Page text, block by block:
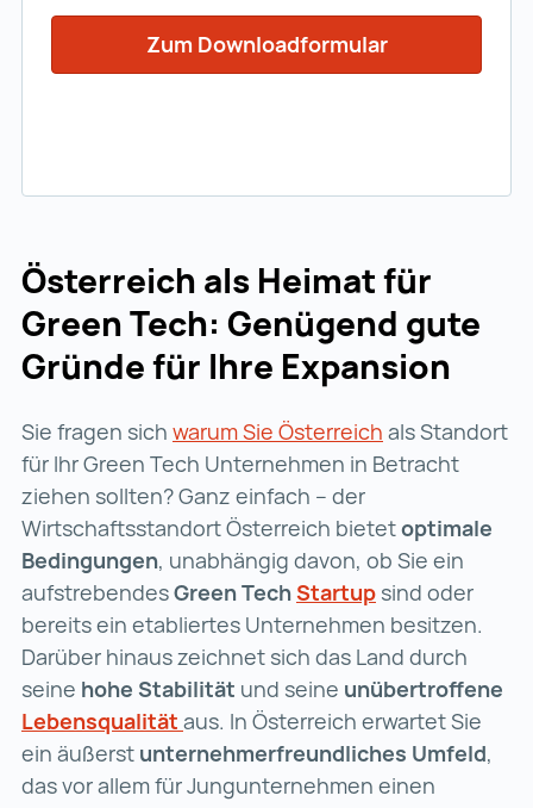
Zum Downloadformular
Österreich als Heimat für
Green Tech: Genügend gute
Gründe für Ihre Expansion
Sie fragen sich warum Sie Österreich warum Sie
als Standort
für Ihr Green Tech Unternehmen in Betracht
ziehen sollten? Ganz einfach – der
Wirtschaftsstandort Österreich bietetoptimale
Bedingungen, unabhängig davon, ob Sie ein
aufstrebendesGreen TechStartup Startup (wird
sind oder
bereits ein etabliertes Unternehmen besitzen.
Darüber hinaus zeichnet sich das Land durch
seine hohe Stabilität und seine unübertroffene
Lebensqualität Lebensqualität (wird in einer
aus. In Österreich erwartet Sie
ein äußerst unternehmerfreundliches Umfeld,
das vor allem für Jungunternehmen einen